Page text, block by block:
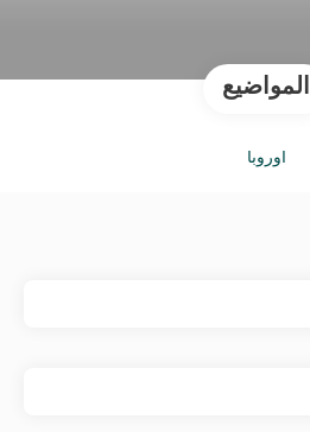
المواضيع
أوروبا